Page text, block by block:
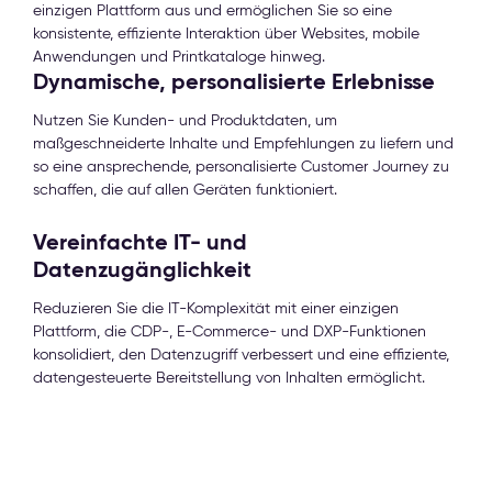
einzigen Plattform aus und ermöglichen Sie so eine
konsistente, effiziente Interaktion über Websites, mobile
Anwendungen und Printkataloge hinweg.
Dynamische, personalisierte Erlebnisse
Nutzen Sie Kunden- und Produktdaten, um
maßgeschneiderte Inhalte und Empfehlungen zu liefern und
so eine ansprechende, personalisierte Customer Journey zu
schaffen, die auf allen Geräten funktioniert.
Vereinfachte IT- und
Datenzugänglichkeit
Reduzieren Sie die IT-Komplexität mit einer einzigen
Plattform, die CDP-, E-Commerce- und DXP-Funktionen
konsolidiert, den Datenzugriff verbessert und eine effiziente,
datengesteuerte Bereitstellung von Inhalten ermöglicht.